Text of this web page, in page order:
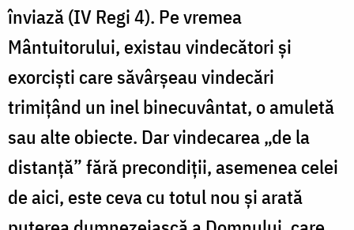
înviază (IV Regi 4). Pe vremea
Mântuitorului, existau vindecători și
exorciști care săvârșeau vindecări
trimițând un inel binecuvântat, o amuletă
sau alte obiecte. Dar vindecarea „de la
distanță” fără precondiții, asemenea celei
de aici, este ceva cu totul nou și arată